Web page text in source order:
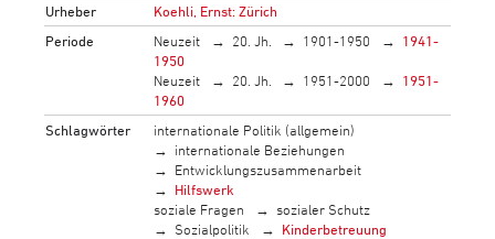
Urheber
Koehli, Ernst: Zürich
Periode
Neuzeit 20. Jh. 1901-1950
1941-
1950
Neuzeit
20. Jh. 1951-2000
1951-
1960
Schlagwörter
internationale Politik (allgemein)
internationale Beziehungen
Entwicklungszusammenarbeit
Hilfswerk
soziale Fragen
sozialer Schutz
Sozialpolitik
Kinderbetreuung